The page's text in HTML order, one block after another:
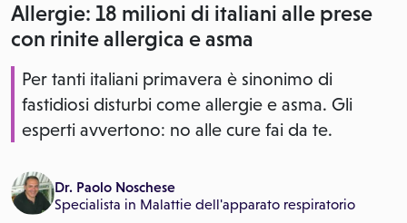
Allergie: 18 milioni di italiani alle prese
con rinite allergica e asma
Per tanti italiani primavera è sinonimo di
fastidiosi disturbi come allergie e asma. Gli
esperti avvertono: no alle cure fai da te.
Dr. Paolo Noschese
Specialista in Malattie dell'apparato respiratorio